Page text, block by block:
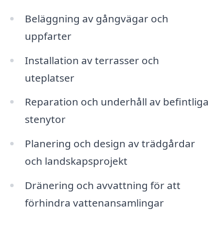
Beläggning av gångvägar och
uppfarter
Installation av terrasser och
uteplatser
Reparation och underhåll av befintliga
stenytor
Planering och design av trädgårdar
och landskapsprojekt
Dränering och avvattning för att
förhindra vattenansamlingar